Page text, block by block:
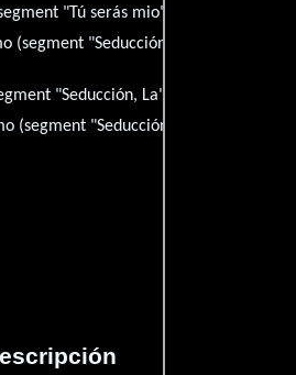
"Tú serás mio")
(segment "Seducción,
"Seducción, La")
(segment "Seducción,